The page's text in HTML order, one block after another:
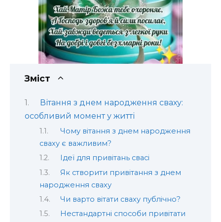
Зміст
Вітання з днем народження сваху:
особливий момент у житті
Чому вітання з днем народження
сваху є важливим?
Ідеї для привітань свасі
Як створити привітання з днем
народження сваху
Чи варто вітати сваху публічно?
Нестандартні способи привітати